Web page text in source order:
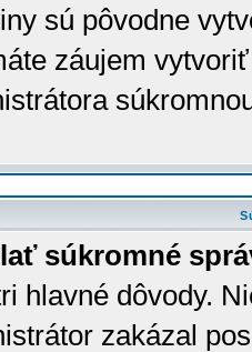
sú pôvodne
záujem
súkromné
hlavné dôvody.
zakázal